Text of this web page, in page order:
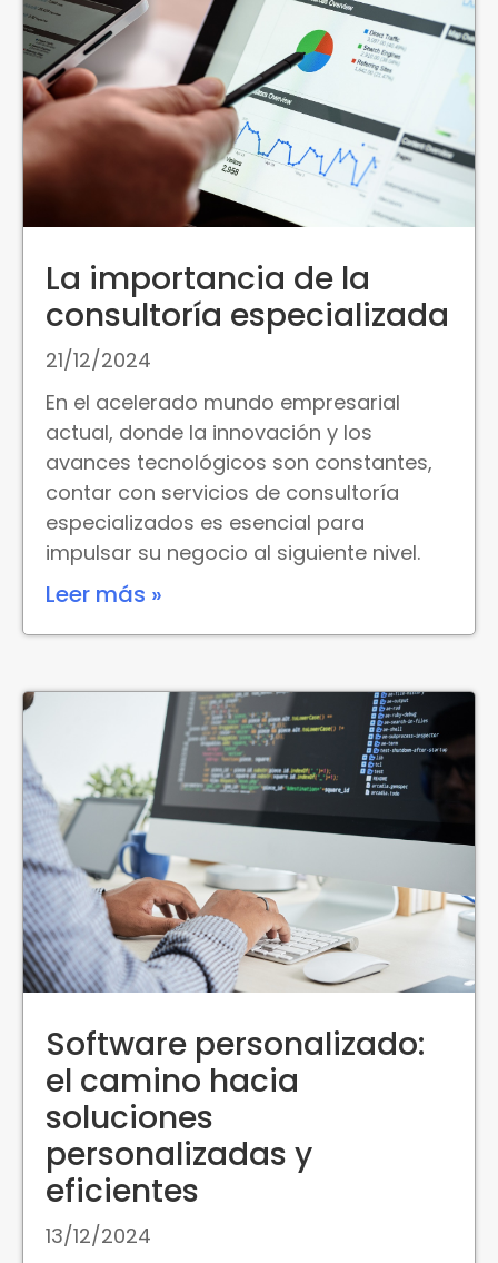
La importancia de la
consultoría especializada
21/12/2024
En el acelerado mundo empresarial
actual, donde la innovación y los
avances tecnológicos son constantes,
contar con servicios de consultoría
especializados es esencial para
impulsar su negocio al siguiente nivel.
Leer más »
Software personalizado:
el camino hacia
soluciones
personalizadas y
eficientes
13/12/2024